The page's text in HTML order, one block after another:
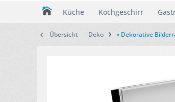
Küche Kochgeschirr
Übersicht Deko » Dekorative